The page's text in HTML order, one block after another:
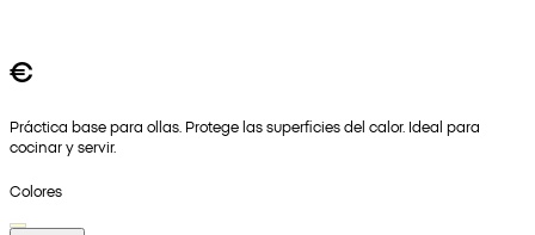
€
Práctica base para ollas. Protege las superficies del calor. Ideal para
cocinar y servir.
Colores